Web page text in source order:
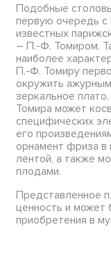
Подобные
первую очередь
известных
– П.-Ф. Томиром.
наиболее
П.-Ф. Томиру
окружить
зеркальное
Томира может
специфических
его
орнамент фриза в
лентой, а также
плодами.
Представленное
ценность и может
приобретения в